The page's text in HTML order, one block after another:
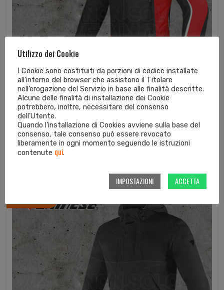
Giubbotto Dainese HYDRA FLUX D-DRY Bl...
239,95€ 203,96 €
Utilizzo dei Cookie
I Cookie sono costituiti da porzioni di codice installate
all'interno del browser che assistono il Titolare
nell’erogazione del Servizio in base alle finalità descritte.
Alcune delle finalità di installazione dei Cookie
potrebbero, inoltre, necessitare del consenso
dell'Utente.
Quando l’installazione di Cookies avviene sulla base del
consenso, tale consenso può essere revocato
liberamente in ogni momento seguendo le istruzioni
contenute qui.
IMPOSTAZIONI ACCETTA